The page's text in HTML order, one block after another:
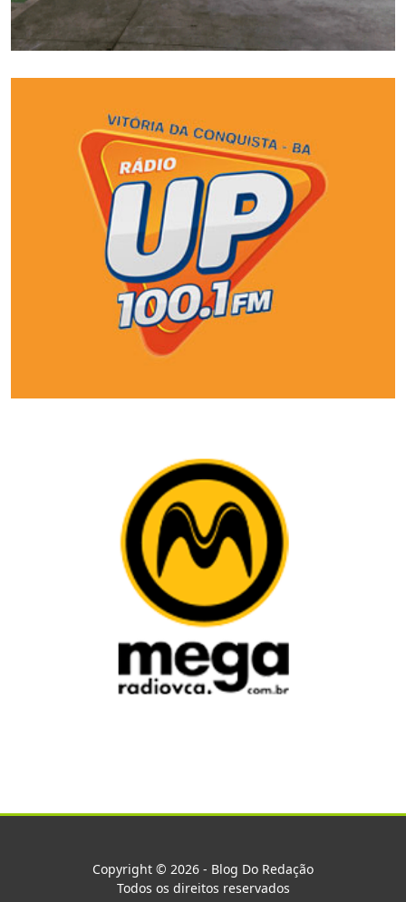
Copyright © 2026 - Blog Do Redação
Todos os direitos reservados